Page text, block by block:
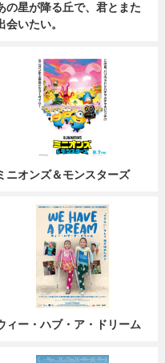
の星が降る丘で、君とまた
会いたい。
ニオンズ＆モンスターズ
ィー・ハブ・ア・ドリーム